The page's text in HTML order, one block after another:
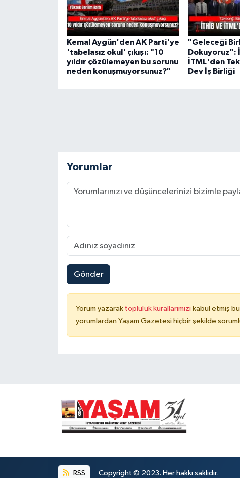
Kemal Aygün'den AK Parti'ye
'tabelasız okul' çıkışı: "10
yıldır çözülemeyen bu sorunu
neden konuşmuyorsunuz?"
"Geleceği
Dokuyoruz":
İTML'den
Dev İş Birliği
Yorumlar
Gönder
Yorum yazarak topluluk kurallarımızı kabul etmiş
yorumlardan Yaşam Gazetesi hiçbir şekilde
RSS Copyright © 2023. Her hakkı saklıdır.